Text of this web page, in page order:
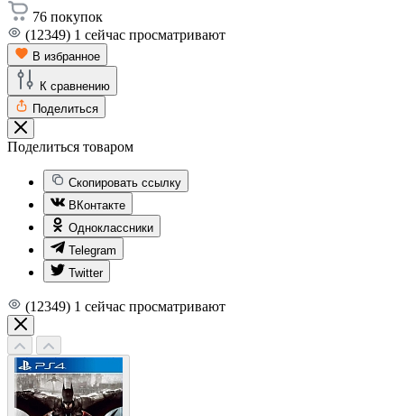
76 покупок
(12349) 1 сейчас просматривают
В избранное
К сравнению
Поделиться
Поделиться товаром
Скопировать ссылку
ВКонтакте
Одноклассники
Telegram
Twitter
(12349) 1 сейчас просматривают